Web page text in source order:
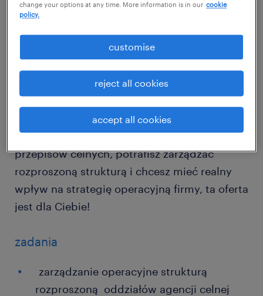
описание должности
Dla naszego – dynamicznie rozwijającego się
poszukujemy doświadczonej osoby, który
obejmie kluczowe stanowisko
Dyrektorki/Dyrektora Operacyjnego. Jeśli
posiadasz ekspercką wiedzę z zakresu
przepisów celnych, potrafisz zarządzać
rozproszoną strukturą i chcesz mieć realny
wpływ na strategię operacyjną firmy, ta oferta
jest dla Ciebie!
zadania
zarządzanie operacyjne strukturą
rozproszoną oddziałów agencji celnej
change your options at any time. More information is in our cookie
policy.
accept all cookies
reject all cookies
customise